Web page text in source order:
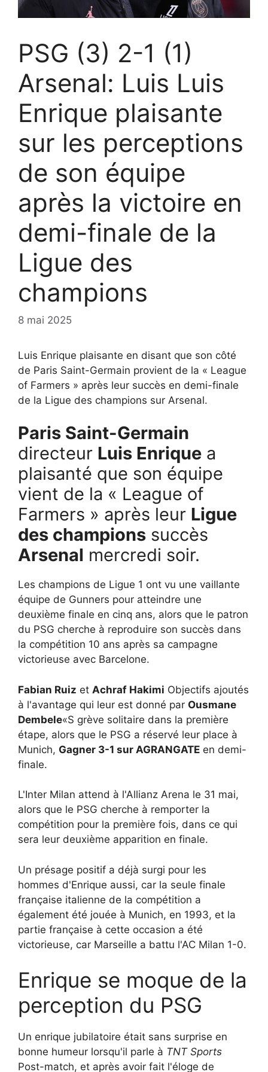
PSG (3) 2-1 (1)
Arsenal: Luis Luis
Enrique plaisante
sur les perceptions
de son équipe
après la victoire en
demi-finale de la
Ligue des
champions
8 mai 2025
Luis Enrique plaisante en disant que son côté
de Paris Saint-Germain provient de la « League
of Farmers » après leur succès en demi-finale
de la Ligue des champions sur Arsenal.
Paris Saint-Germain
directeur Luis Enrique a
plaisanté que son équipe
vient de la « League of
Farmers » après leur Ligue
des champions succès
Arsenal mercredi soir.
Les champions de Ligue 1 ont vu une vaillante
équipe de Gunners pour atteindre une
deuxième finale en cinq ans, alors que le patron
du PSG cherche à reproduire son succès dans
la compétition 10 ans après sa campagne
victorieuse avec Barcelone.
Fabian Ruiz et Achraf Hakimi Objectifs ajoutés
à l'avantage qui leur est donné par Ousmane
Dembele«S grève solitaire dans la première
étape, alors que le PSG a réservé leur place à
Munich, Gagner 3-1 sur AGRANGATE en demi-
finale.
L'Inter Milan attend à l'Allianz Arena le 31 mai,
alors que le PSG cherche à remporter la
compétition pour la première fois, dans ce qui
sera leur deuxième apparition en finale.
Un présage positif a déjà surgi pour les
hommes d'Enrique aussi, car la seule finale
française italienne de la compétition a
également été jouée à Munich, en 1993, et la
partie française à cette occasion a été
victorieuse, car Marseille a battu l'AC Milan 1-0.
Enrique se moque de la
perception du PSG
Un enrique jubilatoire était sans surprise en
bonne humeur lorsqu'il parle à TNT Sports
Post-match, et après avoir fait l'éloge de